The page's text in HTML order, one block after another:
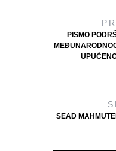
PISMO
SEAD